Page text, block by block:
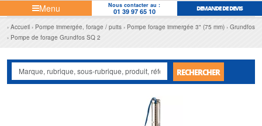
Menu Nous contacter au :
01 39 97 65 10 DEMANDE DE DEVIS
Accueil Pompe immergée, forage / puits Pompe forage immergée 3" (75 mm)
Grundfos
Pompe de forage Grundfos SQ 2
RECHERCHER